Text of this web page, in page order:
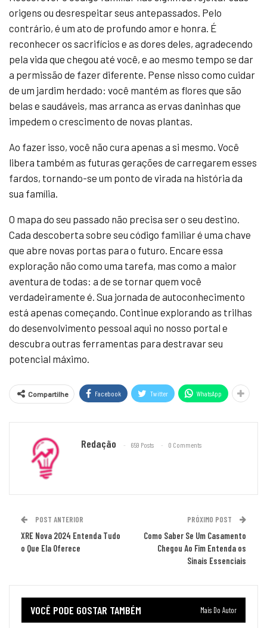
origens ou desrespeitar seus antepassados. Pelo
contrário, é um ato de profundo amor e honra. É
reconhecer os sacrifícios e as dores deles, agradecendo
pela vida que chegou até você, e ao mesmo tempo se dar
a permissão de fazer diferente. Pense nisso como cuidar
de um jardim herdado: você mantém as flores que são
belas e saudáveis, mas arranca as ervas daninhas que
impedem o crescimento de novas plantas.
Ao fazer isso, você não cura apenas a si mesmo. Você
libera também as futuras gerações de carregarem esses
fardos, tornando-se um ponto de virada na história da
sua família.
O mapa do seu passado não precisa ser o seu destino.
Cada descoberta sobre seu código familiar é uma chave
que abre novas portas para o futuro. Encare essa
exploração não como uma tarefa, mas como a maior
aventura de todas: a de se tornar quem você
verdadeiramente é. Sua jornada de autoconhecimento
está apenas começando. Continue explorando as trilhas
do desenvolvimento pessoal aqui no nosso portal e
descubra outras ferramentas para destravar seu
potencial máximo.
Compartilhe Facebook Twitter WhatsApp
Redação 659 Posts 0 Comments
POST ANTERIOR
XRE Nova 2024 Entenda Tudo
o Que Ela Oferece
PRÓXIMO POST
Como Saber Se Um Casamento
Chegou Ao Fim Entenda os
Sinais Essenciais
VOCÊ PODE GOSTAR TAMBÉM Mais Do Autor